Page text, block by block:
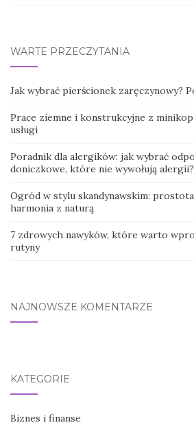
WARTE PRZECZYTANIA
Jak wybrać pierścionek zaręczynowy?
Prace ziemne i konstrukcyjne z
usługi
Poradnik dla alergików: jak wybrać
doniczkowe, które nie wywołują alergii?
Ogród w stylu skandynawskim:
harmonia z naturą
7 zdrowych nawyków, które warto
rutyny
NAJNOWSZE KOMENTARZE
KATEGORIE
Biznes i finanse